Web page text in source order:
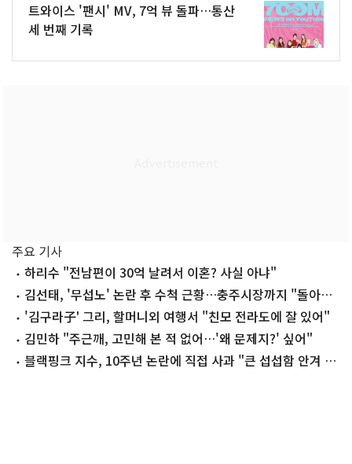
트와이스 '팬시' MV, 7억 뷰 돌파…통산
세 번째 기록
주요 기사
하리수 "전남편이 30억 날려서 이혼? 사실 아냐"
김선태, '무섭노' 논란 후 수척 근황…충주시장까지 "돌아올
생각 없냐?"
'김구라子' 그리, 할머니외 여행서 "친모 전라도에 잘 있어"
김민하 "주근깨, 고민해 본 적 없어…'왜 문제지?' 싶어"
블랙핑크 지수, 10주년 논란에 직접 사과 "큰 섭섭함 안겨 미